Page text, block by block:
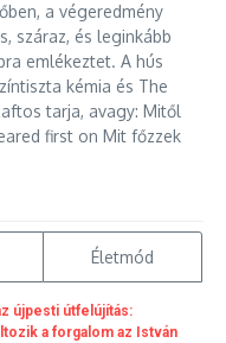
a végeredmény
száraz, és leginkább
emlékeztet. A hús
kémia és The
tarja, avagy: Mitől
first on Mit főzzek
Életmód
újpesti útfelújítás:
a forgalom az István